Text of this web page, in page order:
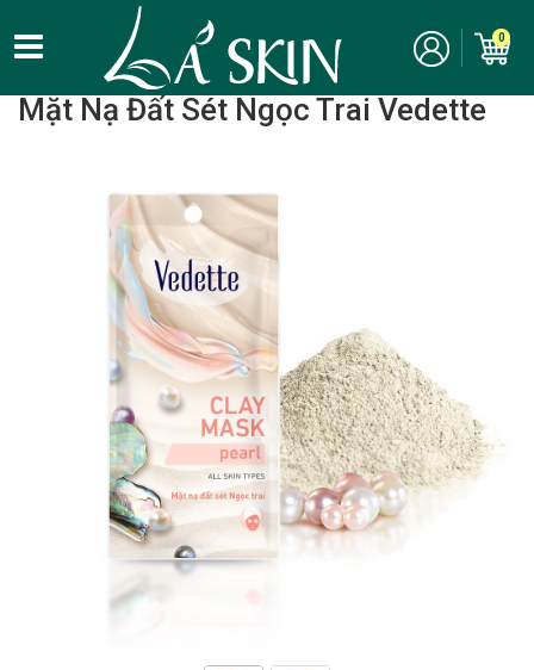
0
Home Chăm Sóc Da Mặt - Skincare/ Mặt Nạ / Mặt nạ rửa
Mặt Nạ Đất Sét Ngọc Trai Vedette